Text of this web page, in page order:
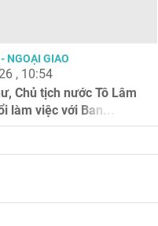
NGOẠI GIAO
, 10:54
Chủ tịch nước Tô Lâm
làm việc với Ban...